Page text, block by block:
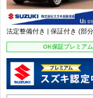
法定整備付き | 保証付き (部
OK保証プレミアム